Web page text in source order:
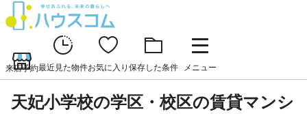
来店予約最近見た物件お気に入り 保存した条件 メニュー
天妃小学校の学区・校区の賃貸マンシ